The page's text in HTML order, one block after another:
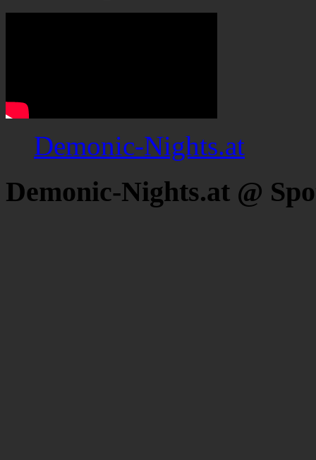
Demonic-Nights.at
Demonic-Nights.at @